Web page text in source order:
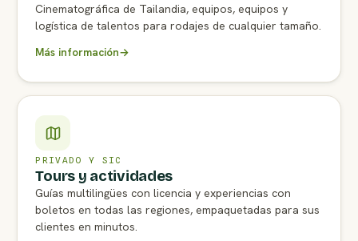
Cinematográfica de Tailandia, equipos, equipos y
logística de talentos para rodajes de cualquier tamaño.
Más información→
PRIVADO Y SIC
Tours y actividades
Guías multilingües con licencia y experiencias con
boletos en todas las regiones, empaquetadas para sus
clientes en minutos.